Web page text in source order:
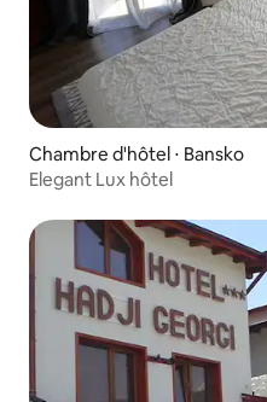
Chambre d'hôtel ⋅ Bansko
Elegant Lux hôtel